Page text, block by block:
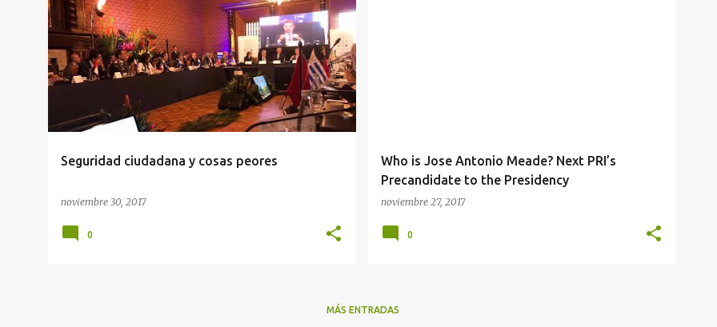
Seguridad ciudadana y cosas peores
noviembre 30, 2017
0
Who is Jose Antonio Meade? Next PRI’s
Precandidate to the Presidency
noviembre 27, 2017
0
MÁS ENTRADAS